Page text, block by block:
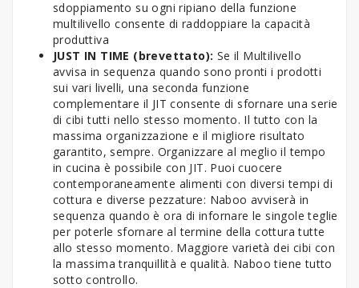
sdoppiamento su ogni ripiano della funzione
multilivello consente di raddoppiare la capacità
produttiva
JUST IN TIME (brevettato): Se il Multilivello
avvisa in sequenza quando sono pronti i prodotti
sui vari livelli, una seconda funzione
complementare il JIT consente di sfornare una serie
di cibi tutti nello stesso momento. Il tutto con la
massima organizzazione e il migliore risultato
garantito, sempre. Organizzare al meglio il tempo
in cucina è possibile con JIT. Puoi cuocere
contemporaneamente alimenti con diversi tempi di
cottura e diverse pezzature: Naboo avviserà in
sequenza quando è ora di infornare le singole teglie
per poterle sfornare al termine della cottura tutte
allo stesso momento. Maggiore varietà dei cibi con
la massima tranquillità e qualità. Naboo tiene tutto
sotto controllo.